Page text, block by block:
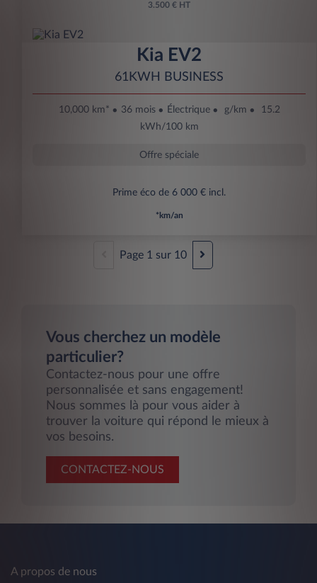
3.500 € HT
Kia EV2
61KWH BUSINESS
10,000 km* 36 mois Électrique g/km
15.2
kWh/100 km
Offre spéciale
Prime éco de 6 000 € incl.
*km/an
Page 1 sur 10
Vous cherchez un modèle
particulier?
Contactez-nous pour une offre
personnalisée et sans engagement!
Nous sommes là pour vous aider à
trouver la voiture qui répond le mieux à
vos besoins.
CONTACTEZ-NOUS
A propos de nous